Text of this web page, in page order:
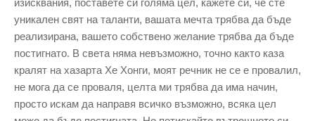
изисквания, поставете си голяма цел, кажете си, че сте
уникален свят на таланти, вашата мечта трябва да бъде
реализирана, вашето собствено желание трябва да бъде
постигнато. В света няма невъзможно, точно както каза
кралят на хазарта Хе Хонги, моят речник не се е провалил,
не мога да се проваля, целта ми трябва да има начин,
просто искам да направя всичко възможно, всяка цел